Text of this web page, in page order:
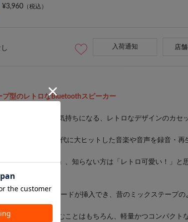
¥3,960 （税込）
入荷通知 店
プ型のレトロな Bluetoothスピーカー
もどこか懐かしい気持ちになる、レトロなデザインのカセ
ー。
プとは、80～90年代に大ヒットした音楽や音声を録音・再
す。
方は「懐かしい！」、知らない方は「レトロ可愛い！」と
見た目ながらSDカードが挿入でき、昔のミックステープの
して、音楽を楽しむことはもちろん、軽量かつコンパクト